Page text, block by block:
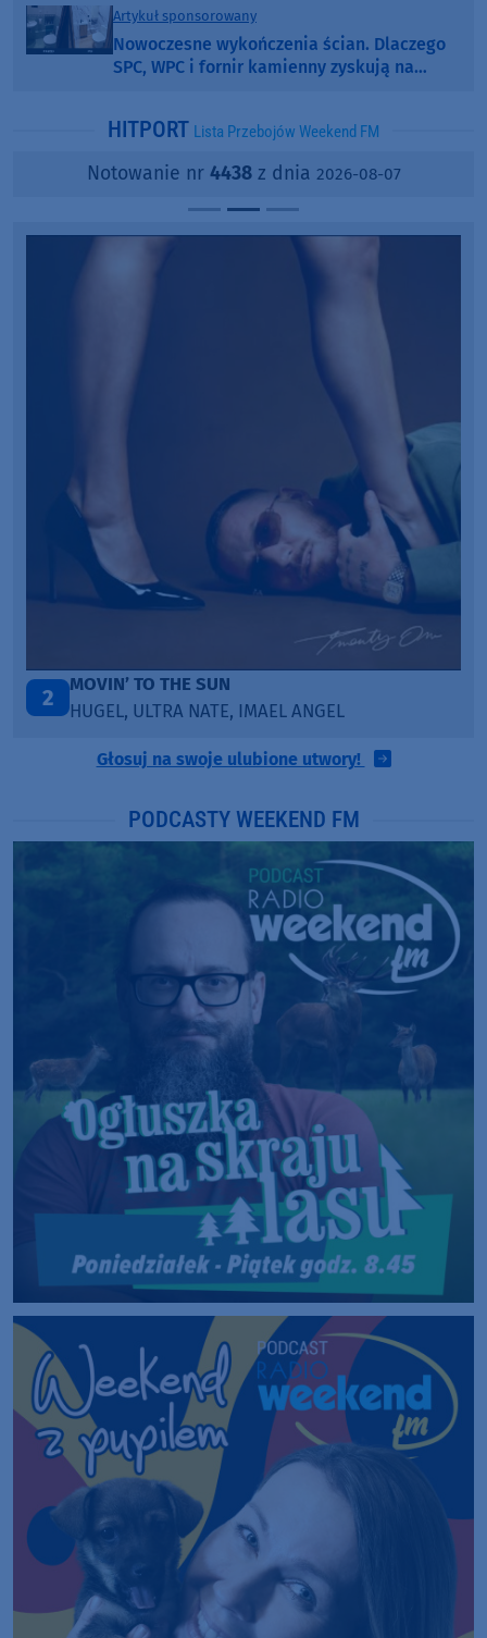
Artykuł sponsorowany
Nowoczesne wykończenia ścian. Dlaczego
SPC, WPC i fornir kamienny zyskują na
HITPORT Lista Przebojów Weekend FM
Notowanie nr 4438z dnia 2026-08-07
3
LEGENDARY LOVERS (SAVE ME)
KATY PERRY & CHIEF KEEF
Głosuj na swoje ulubione utwory!
PODCASTY WEEKEND FM